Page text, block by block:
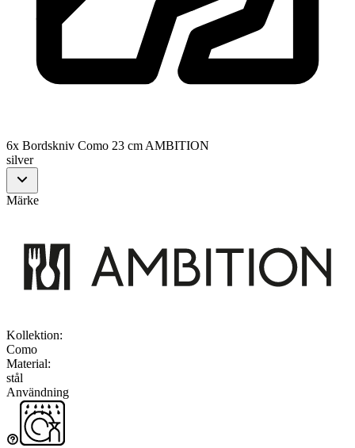
6x Bordskniv Como 23 cm AMBITION
silver
Märke
Kollektion:
Como
Material:
stål
Användning